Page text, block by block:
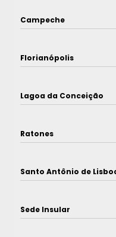
Campeche
Florianópolis
Lagoa da Conceição
Ratones
Santo Antônio de
Sede Insular